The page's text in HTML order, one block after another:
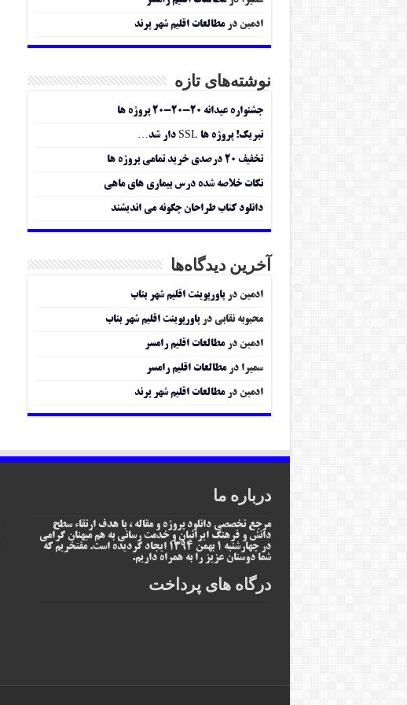
ادمین درمطالعات اقلیم شهر پرند
نوشته‌های تازه
جشنواره عیدانه ۲۰-۲۰-۲۰ پروژه ها
تبریک! پروژه ها SSL دار شد…
تخفیف ۲۰ درصدی خرید تمامی پروژه ها
نکات خلاصه شده درس بیماری های ماهی
دانلود کتاب طراحان چگونه می اندیشند
آخرین دیدگاه‌ها
ادمین درپاورپوینت اقلیم شهر بناب
محبوبه نقابی درپاورپوینت اقلیم شهر بناب
ادمین درمطالعات اقلیم رامسر
سمیرا درمطالعات اقلیم رامسر
ادمین درمطالعات اقلیم شهر پرند
درباره ما
مرجع تخصصی دانلود پروژه و مقاله ، با هدف ارتقاء سطح
دانش و فرهنگ ایرانیان و خدمت رسانی به هم میهنان گرامی
در چهارشنبه 1 بهمن 1394 ایجاد گردیده است. مفتخریم که
شما دوستان عزیز را به همراه داریم.
درگاه های پرداخت